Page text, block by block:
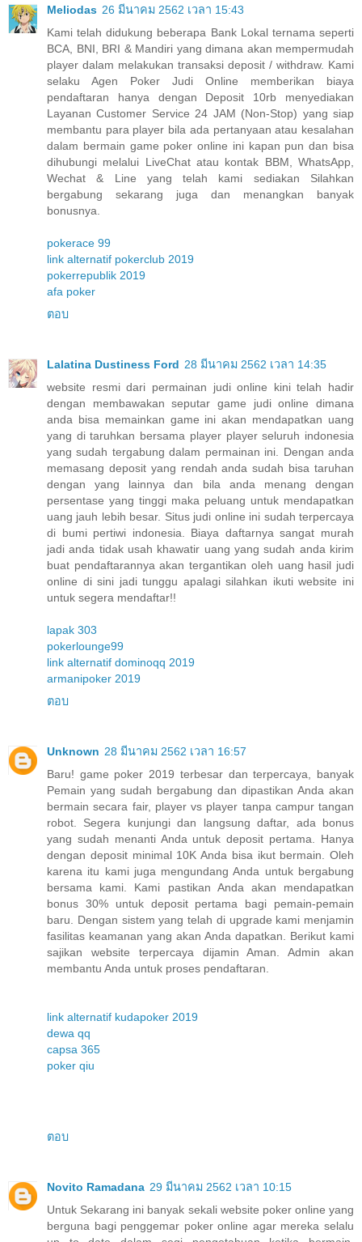
Meliodas 26 มีนาคม 2562 เวลา 15:43
Kami telah didukung beberapa Bank Lokal ternama seperti
BCA, BNI, BRI & Mandiri yang dimana akan mempermudah
player dalam melakukan transaksi deposit / withdraw. Kami
selaku Agen Poker Judi Online memberikan biaya
pendaftaran hanya dengan Deposit 10rb menyediakan
Layanan Customer Service 24 JAM (Non-Stop) yang siap
membantu para player bila ada pertanyaan atau kesalahan
dalam bermain game poker online ini kapan pun dan bisa
dihubungi melalui LiveChat atau kontak BBM, WhatsApp,
Wechat & Line yang telah kami sediakan Silahkan
bergabung sekarang juga dan menangkan banyak
bonusnya.
pokerace 99
link alternatif pokerclub 2019
pokerrepublik 2019
afa poker
ตอบ
Lalatina Dustiness Ford 28 มีนาคม 2562 เวลา 14:35
website resmi dari permainan judi online kini telah hadir
dengan membawakan seputar game judi online dimana
anda bisa memainkan game ini akan mendapatkan uang
yang di taruhkan bersama player player seluruh indonesia
yang sudah tergabung dalam permainan ini. Dengan anda
memasang deposit yang rendah anda sudah bisa taruhan
dengan yang lainnya dan bila anda menang dengan
persentase yang tinggi maka peluang untuk mendapatkan
uang jauh lebih besar. Situs judi online ini sudah terpercaya
di bumi pertiwi indonesia. Biaya daftarnya sangat murah
jadi anda tidak usah khawatir uang yang sudah anda kirim
buat pendaftarannya akan tergantikan oleh uang hasil judi
online di sini jadi tunggu apalagi silahkan ikuti website ini
untuk segera mendaftar!!
lapak 303
pokerlounge99
link alternatif dominoqq 2019
armanipoker 2019
ตอบ
Unknown 28 มีนาคม 2562 เวลา 16:57
Baru! game poker 2019 terbesar dan terpercaya, banyak
Pemain yang sudah bergabung dan dipastikan Anda akan
bermain secara fair, player vs player tanpa campur tangan
robot. Segera kunjungi dan langsung daftar, ada bonus
yang sudah menanti Anda untuk deposit pertama. Hanya
dengan deposit minimal 10K Anda bisa ikut bermain. Oleh
karena itu kami juga mengundang Anda untuk bergabung
bersama kami. Kami pastikan Anda akan mendapatkan
bonus 30% untuk deposit pertama bagi pemain-pemain
baru. Dengan sistem yang telah di upgrade kami menjamin
fasilitas keamanan yang akan Anda dapatkan. Berikut kami
sajikan website terpercaya dijamin Aman. Admin akan
membantu Anda untuk proses pendaftaran.
link alternatif kudapoker 2019
dewa qq
capsa 365
poker qiu
ตอบ
Novito Ramadana 29 มีนาคม 2562 เวลา 10:15
Untuk Sekarang ini banyak sekali website poker online yang
berguna bagi penggemar poker online agar mereka selalu